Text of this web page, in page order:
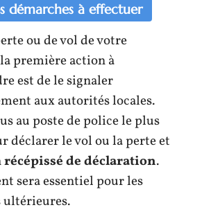
démarches à effectuer
ou de vol de votre
première action à
est de le signaler
aux autorités locales.
au poste de police le plus
déclarer le vol ou la perte et
récépissé de déclaration.
sera essentiel pour les
ultérieures.